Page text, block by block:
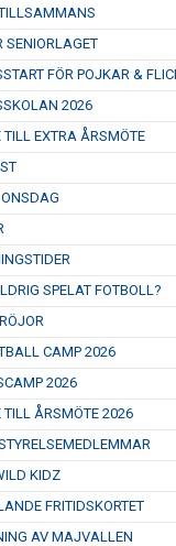
SENIORLAGET
FÖR POJKAR &
2026
TILL EXTRA ÅRSMÖTE
SPELAT FOTBOLL?
CAMP 2026
2026
TILL ÅRSMÖTE 2026
KIDZ
FRITIDSKORTET
AV MAJVALLEN